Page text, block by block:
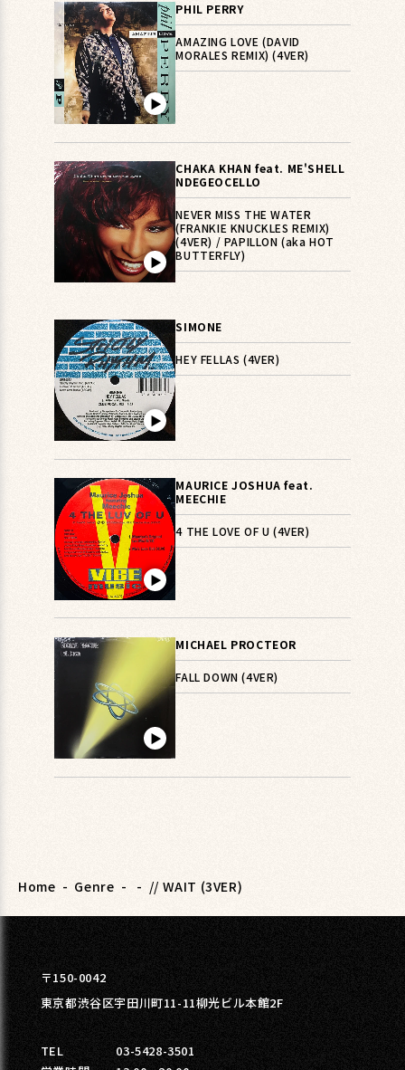
▶︎
PHIL PERRY
AMAZING LOVE (DAVID
MORALES REMIX) (4VER)
▶︎
CHAKA KHAN feat. ME'SHELL
NDEGEOCELLO
NEVER MISS THE WATER
(FRANKIE KNUCKLES REMIX)
(4VER) / PAPILLON (aka HOT
BUTTERFLY)
▶︎
SIMONE
HEY FELLAS (4VER)
▶︎
MAURICE JOSHUA feat.
MEECHIE
4 THE LOVE OF U (4VER)
▶︎
MICHAEL PROCTEOR
FALL DOWN (4VER)
Home - Genre - - // WAIT (3VER)
〒150-0042
東京都渋谷区宇田川町11-11柳光ビル本館2F
TEL
03-5428-3501